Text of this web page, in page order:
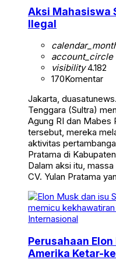
Aksi Mahasiswa
Ilegal
account_circle
visibility4.182
170Komentar
Jakarta,
Tenggara (Sultra)
Agung RI dan Mabes
tersebut, mereka
aktivitas
Pratama di
Dalam aksi itu,
CV. Yulan Pratama
Internasional
Perusahaan
Amerika Ketar-